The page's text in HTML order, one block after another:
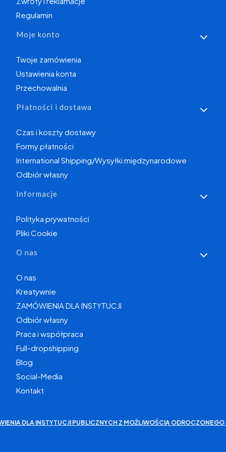
Regulamin
Moje konto
Twoje zamówienia
Ustawienia konta
Przechowalnia
Płatności i dostawa
Czas i koszty dostawy
Formy płatności
International Shipping/Wysyłki międzynarodowe
Odbiór własny
Informacje
Polityka prywatności
Pliki Cookie
O nas
O nas
Kreatywnie
ZAMÓWIENIA DLA INSTYTUCJI
Odbiór własny
Praca i współpraca
Full-dropshipping
Blog
Social-Media
Kontakt
DLA INSTYTUCJI PUBLICZNYCH Z MOŻLIWOŚCIĄ ODROCZONEGO